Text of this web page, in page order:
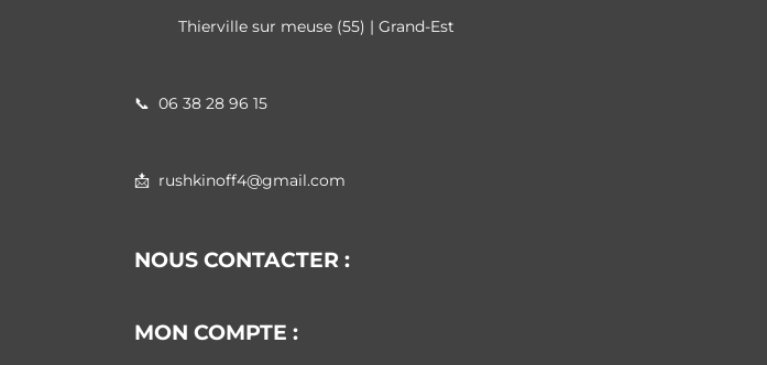
Thierville sur meuse (55) | Grand-Est
📞 06 38 28 96 15
📩 rushkinoff4@gmail.com
NOUS CONTACTER :
MON COMPTE :